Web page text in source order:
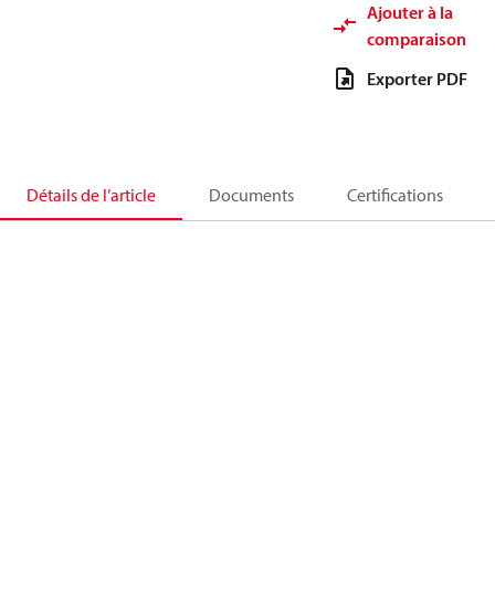
Ajouter à la
comparaison
Exporter PDF
Détails de l’article Documents Certifications